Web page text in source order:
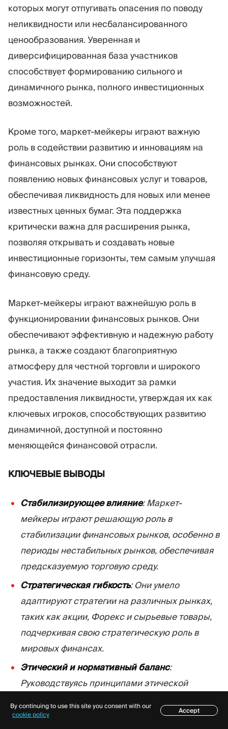
которых могут отпугивать опасения по поводу
неликвидности или несбалансированного
ценообразования. Уверенная и
диверсифицированная база участников
способствует формированию сильного и
динамичного рынка, полного инвестиционных
возможностей.
Кроме того, маркет-мейкеры играют важную
роль в содействии развитию и инновациям на
финансовых рынках. Они способствуют
появлению новых финансовых услуг и товаров,
обеспечивая ликвидность для новых или менее
известных ценных бумаг. Эта поддержка
критически важна для расширения рынка,
позволяя открывать и создавать новые
инвестиционные горизонты, тем самым улучшая
финансовую среду.
Маркет-мейкеры играют важнейшую роль в
функционировании финансовых рынков. Они
обеспечивают эффективную и надежную работу
рынка, а также создают благоприятную
атмосферу для честной торговли и широкого
участия. Их значение выходит за рамки
предоставления ликвидности, утверждая их как
ключевых игроков, способствующих развитию
динамичной, доступной и постоянно
меняющейся финансовой отрасли.
КЛЮЧЕВЫЕ ВЫВОДЫ
Стабилизирующее влияние: Маркет-
мейкеры играют решающую роль в
стабилизации финансовых рынков, особенно в
периоды нестабильных рынков, обеспечивая
предсказуемую торговую среду.
Стратегическая гибкость: Они умело
адаптируют стратегии на различных рынках,
таких как акции, Форекс и сырьевые товары,
подчеркивая свою стратегическую роль в
мировых финансах.
Этический и нормативный баланс:
Руководствуясь принципами этической
действуют в сложной нормативно-правовой
Содержание
By continuing to use this site you consent with our
cookie policy
Accept